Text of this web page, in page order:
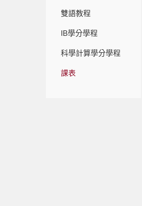
雙語教程
IB學分學程
科學計算學分學程
課表